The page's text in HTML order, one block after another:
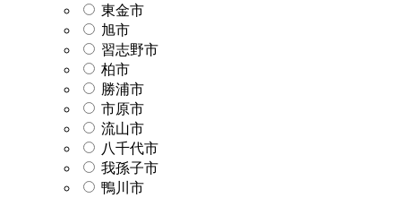
東金市
旭市
習志野市
柏市
勝浦市
市原市
流山市
八千代市
我孫子市
鴨川市